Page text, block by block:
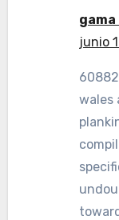
junio
wales